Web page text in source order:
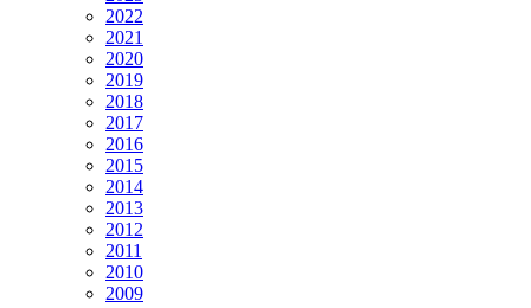
2022
2021
2020
2019
2018
2017
2016
2015
2014
2013
2012
2011
2010
2009